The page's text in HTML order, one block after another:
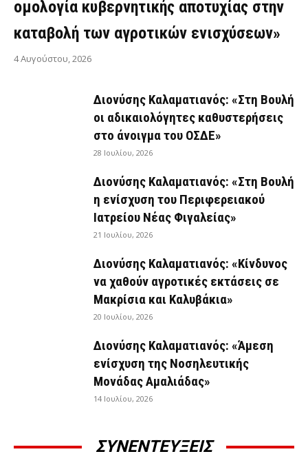
ομολογία κυβερνητικής αποτυχίας στην
καταβολή των αγροτικών ενισχύσεων»
4 Αυγούστου, 2026
Διονύσης Καλαματιανός: «Στη Βουλή
οι αδικαιολόγητες καθυστερήσεις
στο άνοιγμα του ΟΣΔΕ»
28 Ιουλίου, 2026
Διονύσης Καλαματιανός: «Στη Βουλή
η ενίσχυση του Περιφερειακού
Ιατρείου Νέας Φιγαλείας»
21 Ιουλίου, 2026
Διονύσης Καλαματιανός: «Κίνδυνος
να χαθούν αγροτικές εκτάσεις σε
Μακρίσια και Καλυβάκια»
20 Ιουλίου, 2026
Διονύσης Καλαματιανός: «Άμεση
ενίσχυση της Νοσηλευτικής
Μονάδας Αμαλιάδας»
14 Ιουλίου, 2026
ΣΥΝΕΝΤΕΥΞΕΙΣ
ΣΥΝΕΝΤΕΎΞΕΙΣ